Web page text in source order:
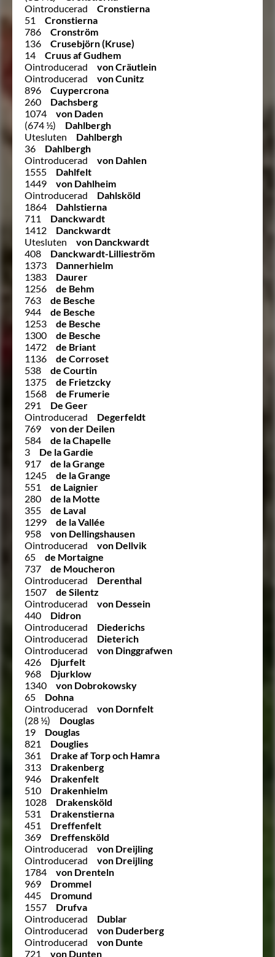
Ointroducerad
Cronstierna
51
Cronstierna
786
Cronström
136
Crusebjörn (Kruse)
14
Cruus af Gudhem
Ointroducerad
von Cräutlein
Ointroducerad
von Cunitz
896
Cuypercrona
260
Dachsberg
1074
von Daden
(674 ½)
Dahlbergh
Utesluten
Dahlbergh
36
Dahlbergh
Ointroducerad
von Dahlen
1555
Dahlfelt
1449
von Dahlheim
Ointroducerad
Dahlsköld
1864
Dahlstierna
711
Danckwardt
1412
Danckwardt
Utesluten
von Danckwardt
408
Danckwardt-Lillieström
1373
Dannerhielm
1383
Daurer
1256
de Behm
763
de Besche
944
de Besche
1253
de Besche
1300
de Besche
1472
de Briant
1136
de Corroset
538
de Courtin
1375
de Frietzcky
1568
de Frumerie
291
De Geer
Ointroducerad
Degerfeldt
769
von der Deilen
584
de la Chapelle
3
De la Gardie
917
de la Grange
1245
de la Grange
551
de Laignier
280
de la Motte
355
de Laval
1299
de la Vallée
958
von Dellingshausen
Ointroducerad
von Dellvik
65
de Mortaigne
737
de Moucheron
Ointroducerad
Derenthal
1507
de Silentz
Ointroducerad
von Dessein
440
Didron
Ointroducerad
Diederichs
Ointroducerad
Dieterich
Ointroducerad
von Dinggrafwen
426
Djurfelt
968
Djurklow
1340
von Dobrokowsky
65
Dohna
Ointroducerad
von Dornfelt
(28 ½)
Douglas
19
Douglas
821
Douglies
361
Drake af Torp och Hamra
313
Drakenberg
946
Drakenfelt
510
Drakenhielm
1028
Drakensköld
531
Drakenstierna
451
Dreffenfelt
369
Dreffensköld
Ointroducerad
von Dreijling
Ointroducerad
von Dreijling
1784
von Drenteln
969
Drommel
445
Dromund
1557
Drufva
Ointroducerad
Dublar
Ointroducerad
von Duderberg
Ointroducerad
von Dunte
721
von Dunten